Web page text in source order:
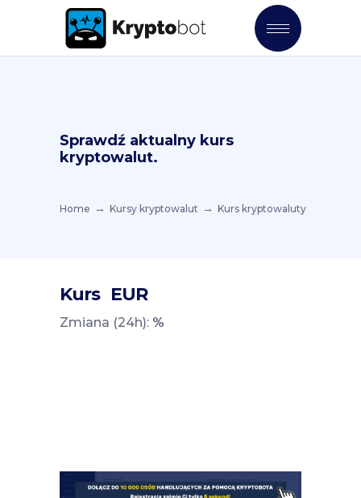
Sprawdź aktualny kurs
kryptowalut.
Home Kursy kryptowalut Kurs kryptowaluty
Kurs EUR
Zmiana (24h): %